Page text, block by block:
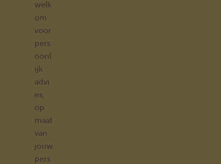
welk
om
voor
pers
oonl
ijk
advi
es,
op
maat
van
jouw
pers